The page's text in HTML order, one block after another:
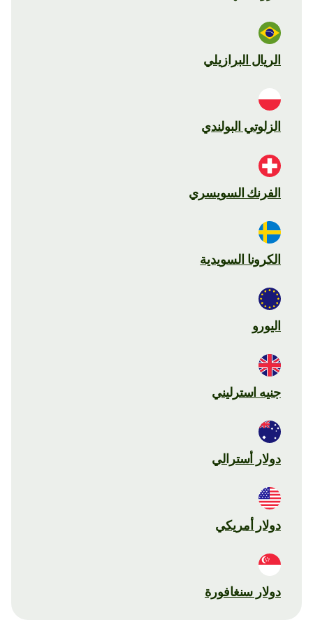
الريال البرازيلي
الزلوتي البولندي
الفرنك السويسري
الكرونا السويدية
اليورو
جنيه استرليني
دولار أسترالي
دولار أمريكي
دولار سنغافورة